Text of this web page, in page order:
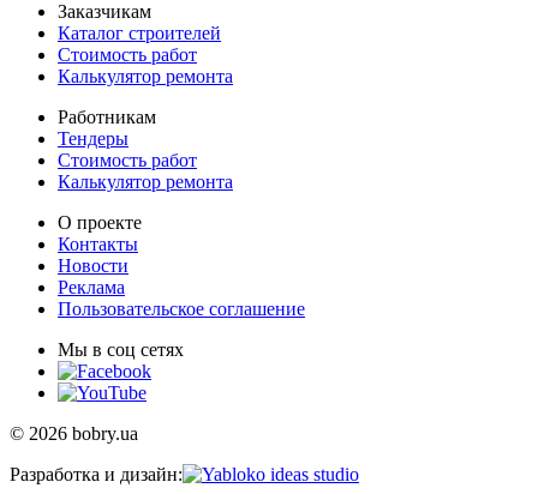
Заказчикам
Каталог строителей
Стоимость работ
Калькулятор ремонта
Работникам
Тендеры
Стоимость работ
Калькулятор ремонта
О проекте
Контакты
Новости
Реклама
Пользовательское соглашение
Мы в соц сетях
© 2026 bobry.ua
Разработка и дизайн: